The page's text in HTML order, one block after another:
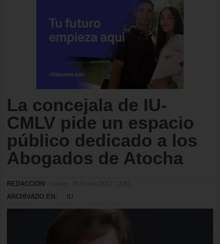
La concejala de IU-
CMLV pide un espacio
público dedicado a los
Abogados de Atocha
REDACCIÓN
ARCHIVADO EN:
IU